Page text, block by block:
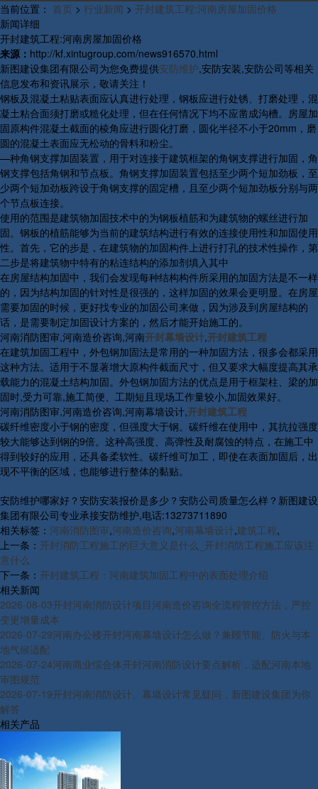
当前位置： 首页 > 行业新闻 > 开封建筑工程:河南房屋加固价格
新闻详细
开封建筑工程:河南房屋加固价格
来源： http://kf.xintugroup.com/news916570.html
新图建设集团有限公司为您免费提供安防维护,安防安装,安防公司等相关
信息发布和资讯展示，敬请关注！
钢板及混凝土粘贴表面应认真进行处理，钢板应进行处锈、打磨处理，混
凝土粘合面须打磨或糙化处理，但在任何情况下均不应凿成沟槽。房屋加
固原构件混凝土截面的棱角应进行圆化打磨，圆化半径不小于20mm，磨
圆的混凝土表面应无松动的骨料和粉尘。
—种角钢支撑加固装置，用于对连接于建筑框架的角钢支撑进行加固，角
钢支撑包括角钢和节点板。角钢支撑加固装置包括至少两个短加劲板，至
少两个短加劲板跨设于角钢支撑的固定槽，且至少两个短加劲板分别与两
个节点板连接。
使用的范围是建筑物加固技术中的为钢板植筋和为建筑物的螺丝进行加
固。钢板的植筋能够为当前的建筑结构进行有效的连接使用性和加固使用
性。首先，它的步是，在建筑物的加固构件上进行打孔的技术性操作，第
二步是将建筑物中特有的粘连结构的添加剂填入其中
在房屋结构加固中，我们会发现每种结构构件所采用的加固方法是不一样
的，因为结构加固的针对性是很强的，这样加固的效果会更明显。在房屋
需要加固的时候，更好找专业的加固公司来做，因为涉及到房屋结构的
话，是需要制定加固设计方案的，然后才能开始施工的。
河南消防图审,河南造价咨询,河南开封幕墙设计,开封建筑工程
在建筑加固工程中，外包钢加固法是常用的一种加固方法，很多会都采用
这种方法。适用于不显著增大原构件截面尺寸，但又要求大幅度提高其承
载能力的混凝土结构加固。外包钢加固方法的优点是用于框架柱、梁的加
固时,受力可靠,施工简便、工期短且现场工作量较小,加固效果好。
河南消防图审,河南造价咨询,河南幕墙设计,开封建筑工程
碳纤维密度小于钢的密度，但强度大于钢。碳纤维在使用中，其抗拉强度
较大能够达到钢的9倍。这种高强度、高弹性及耐腐蚀的特点，在施工中
得到较好的应用，还具备柔软性。碳纤维可加工，即使在表面加固后，出
现不平衡的区域，也能够进行整体的黏贴。
安防维护哪家好？安防安装报价是多少？安防公司质量怎么样？新图建设
集团有限公司专业承接安防维护,电话:13273711890
相关标签： 河南消防图审,河南造价咨询,河南幕墙设计,建筑工程,
上一条： 开封消防工程施工的巨大意义是什么_开封消防工程施工应该注
意什么
下一条： 开封建筑工程：河南建筑加固工程中的表面处理介绍
相关新闻
2026-08-03开封河南消防设计项目河南造价咨询全流程管控方法，严控
变更增量成本
2026-07-29河南办公楼开封河南幕墙设计怎么做？兼顾节能、防火与本
地气候适配
2026-07-24河南商业综合体开封河南消防设计要点解析，适配河南本地
审图规范
2026-07-19开封河南消防设计、幕墙设计常见疑问，新图建设集团为你
解答
相关产品